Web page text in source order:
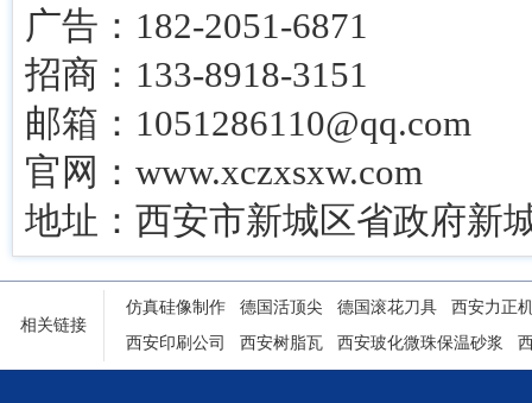
广告：182-2051-6871
招商：133-8918-3151
邮箱：1051286110@qq.com
官网：www.xczxsxw.com
地址：西安市新城区省政府新
相关链接
仿真硅像制作 德国活顶尖 德国滚花刀具
西安力正
西安印刷公司
西安树脂瓦 西安玻化微珠保温砂浆